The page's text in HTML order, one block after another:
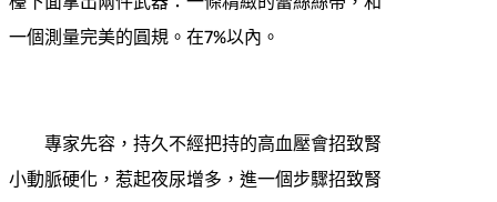
一個測量完美的圓規。在7%以內。
專家先容，持久不經把持的高血壓會招致腎
小動脈硬化，惹起夜尿增多，進一個步驟招致腎